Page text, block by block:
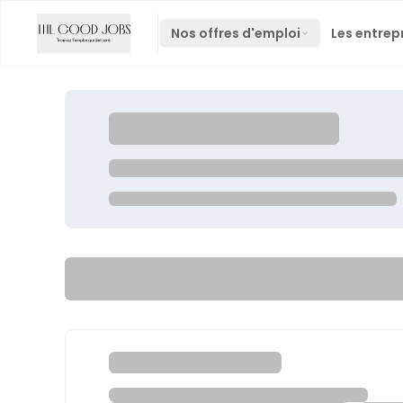
Nos offres d'emploi Les